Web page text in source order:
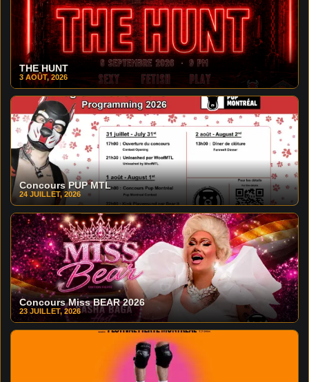
THE HUNT
3 AOÛT, 2026
Concours PUP MTL
24 JUILLET, 2026
Concours Miss BEAR 2026
23 JUILLET, 2026